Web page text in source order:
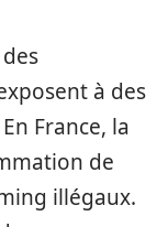
à des
France, la
de
illégaux.